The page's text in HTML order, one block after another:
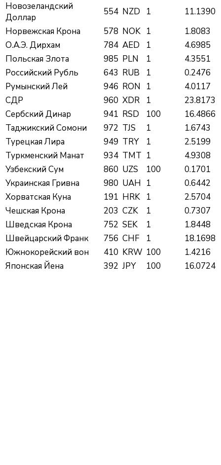
Новозеландский
Доллар
554 NZD 1
11.1390
Норвежская Крона
578 NOK 1
1.8083
О.А.Э. Дирхам
784 AED 1
4.6985
Польская Злота
985 PLN 1
4.3551
Российский Рубль
643 RUB 1
0.2476
Румынский Лей
946 RON 1
4.0117
СДР
960 XDR 1
23.8173
Сербский Динар
941 RSD 100
16.4866
Таджикский Сомони
972 TJS 1
1.6743
Турецкая Лира
949 TRY 1
2.5199
Туркменский Манат
934 TMT 1
4.9308
Узбекский Сум
860 UZS 100
0.1701
Украинская Гривна
980 UAH 1
0.6442
Хорватская Куна
191 HRK 1
2.5704
Чешская Крона
203 CZK 1
0.7307
Шведская Крона
752 SEK 1
1.8448
Швейцарский Франк
756 CHF 1
18.1698
Южнокорейский вон
410 KRW 100
1.4216
Японская Йена
392 JPY 100 16.0724